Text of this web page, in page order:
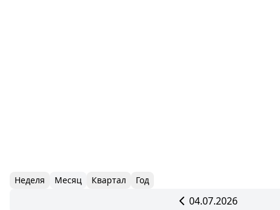
Неделя Месяц Квартал Год
04.07.2026